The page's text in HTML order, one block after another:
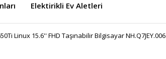
Elektirikli Ev Aletleri
Linux 15.6'' FHD Taşınabilir Bilgisayar NH.Q7JEY.006